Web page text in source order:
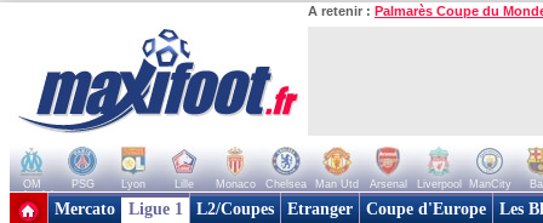
A retenir : Palmarès Coupe du
OM PSG Lyon Lille Monaco Chelsea Man Utd Arsenal Liverpool ManCity
+ de clubs
Mercato Ligue 1 L2/Coupes Etranger Coupe d'Europe Les